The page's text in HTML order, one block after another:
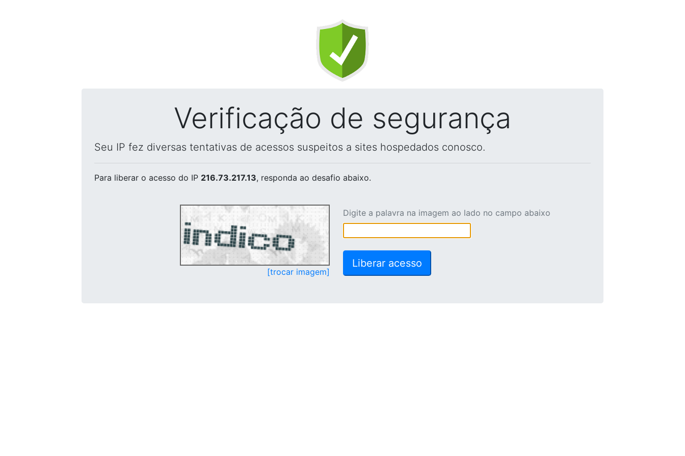
Verificação de segurança
Seu IP fez diversas tentativas de acessos suspeitos a sites hospedados conosco.
Para liberar o acesso do IP 216.73.217.13, responda ao desafio abaixo.
[trocar imagem]
Digite a palavra na imagem ao lado no campo abaixo